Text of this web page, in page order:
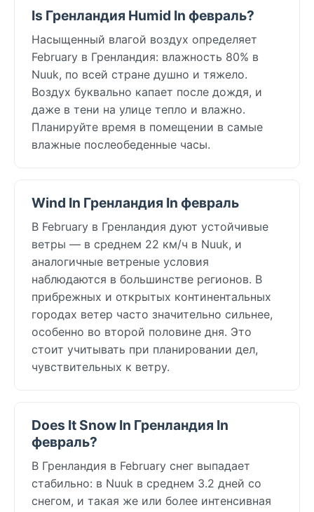
Is Гренландия Humid In февраль?
Насыщенный влагой воздух определяет
February в Гренландия: влажность 80% в
Nuuk, по всей стране душно и тяжело.
Воздух буквально капает после дождя, и
даже в тени на улице тепло и влажно.
Планируйте время в помещении в самые
влажные послеобеденные часы.
Wind In Гренландия In февраль
В February в Гренландия дуют устойчивые
ветры — в среднем 22 км/ч в Nuuk, и
аналогичные ветреные условия
наблюдаются в большинстве регионов. В
прибрежных и открытых континентальных
городах ветер часто значительно сильнее,
особенно во второй половине дня. Это
стоит учитывать при планировании дел,
чувствительных к ветру.
Does It Snow In Гренландия In
февраль?
В Гренландия в February снег выпадает
стабильно: в Nuuk в среднем 3.2 дней со
снегом, и такая же или более интенсивная